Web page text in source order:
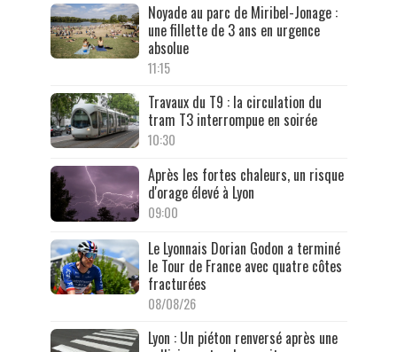
Noyade au parc de Miribel-Jonage :
une fillette de 3 ans en urgence
absolue
11:15
Travaux du T9 : la circulation du
tram T3 interrompue en soirée
10:30
Après les fortes chaleurs, un risque
d'orage élevé à Lyon
09:00
Le Lyonnais Dorian Godon a terminé
le Tour de France avec quatre côtes
fracturées
08/08/26
Lyon : Un piéton renversé après une